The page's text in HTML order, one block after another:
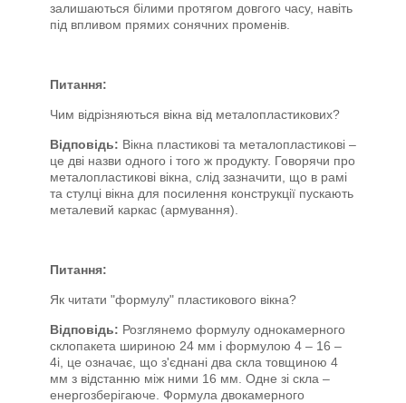
залишаються білими протягом довгого часу, навіть
під впливом прямих сонячних променів.
Питання:
Чим відрізняються вікна від металопластикових?
Відповідь: Вікна пластикові та металопластикові –
це дві назви одного і того ж продукту. Говорячи про
металопластикові вікна, слід зазначити, що в рамі
та стулці вікна для посилення конструкції пускають
металевий каркас (армування).
Питання:
Як читати "формулу" пластикового вікна?
Відповідь: Розглянемо формулу однокамерного
склопакета шириною 24 мм і формулою 4 – 16 –
4i, це означає, що з'єднані два скла товщиною 4
мм з відстанню між ними 16 мм. Одне зі скла –
енергозберігаюче. Формула двокамерного